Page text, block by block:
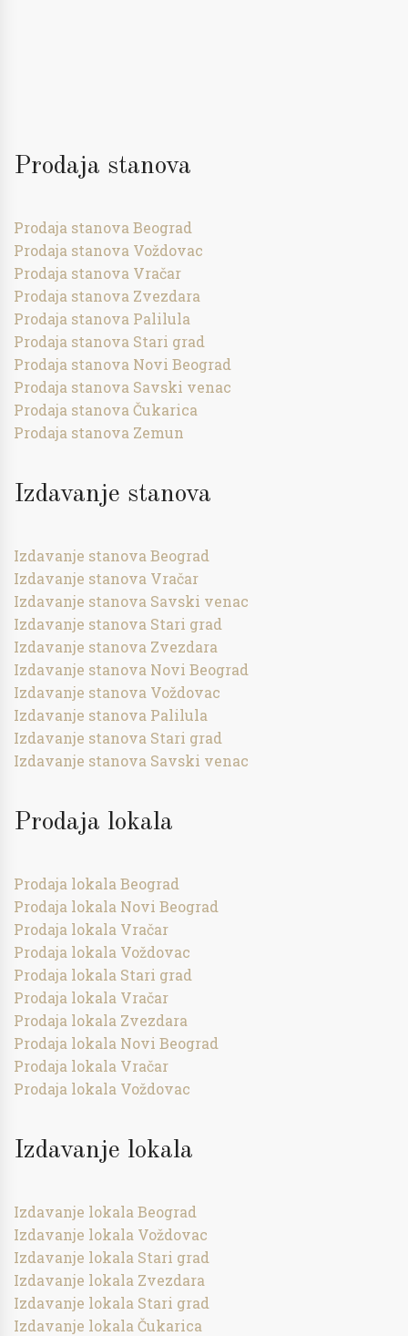
Prodaja stanova
Prodaja stanova Beograd
Prodaja stanova Voždovac
Prodaja stanova Vračar
Prodaja stanova Zvezdara
Prodaja stanova Palilula
Prodaja stanova Stari grad
Prodaja stanova Novi Beograd
Prodaja stanova Savski venac
Prodaja stanova Čukarica
Prodaja stanova Zemun
Izdavanje stanova
Izdavanje stanova Beograd
Izdavanje stanova Vračar
Izdavanje stanova Savski venac
Izdavanje stanova Stari grad
Izdavanje stanova Zvezdara
Izdavanje stanova Novi Beograd
Izdavanje stanova Voždovac
Izdavanje stanova Palilula
Izdavanje stanova Stari grad
Izdavanje stanova Savski venac
Prodaja lokala
Prodaja lokala Beograd
Prodaja lokala Novi Beograd
Prodaja lokala Vračar
Prodaja lokala Voždovac
Prodaja lokala Stari grad
Prodaja lokala Vračar
Prodaja lokala Zvezdara
Prodaja lokala Novi Beograd
Prodaja lokala Vračar
Prodaja lokala Voždovac
Izdavanje lokala
Izdavanje lokala Beograd
Izdavanje lokala Voždovac
Izdavanje lokala Stari grad
Izdavanje lokala Zvezdara
Izdavanje lokala Stari grad
Izdavanje lokala Čukarica